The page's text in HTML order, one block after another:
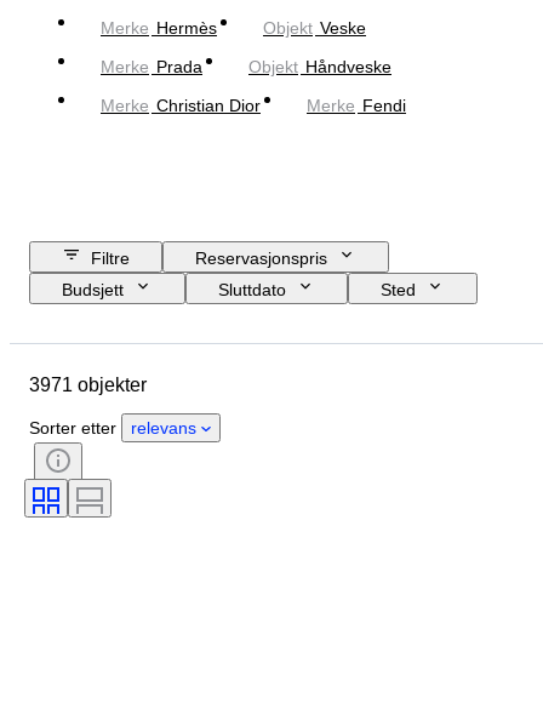
Merke Hermès Objekt Veske
Merke Prada Objekt Håndveske
Merke Christian Dior Merke Fendi
Filtre
Reservasjonspris
Budsjett
Sluttdato
Sted
Materiale
Sertifisering
Tilbehør inkludert
Æra
Modell
3971 objekter
Sorter etter relevans